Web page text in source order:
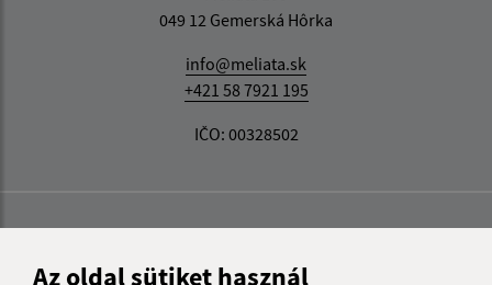
Az oldal sütiket használ
049 12 Gemerská Hôrka
info@meliata.sk
+421 58 7921 195
IČO: 00328502